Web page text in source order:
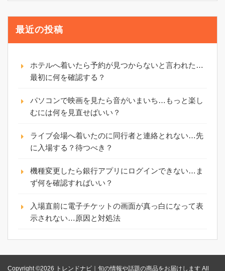
最近の投稿
ホテルへ着いたら予約が見つからないと言われた…
最初に何を確認する？
パソコンで映画を見たら音がいまいち…もっと楽し
むには何を見直せばいい？
ライブ会場へ着いたのに同行者と連絡とれない…先
に入場する？待つべき？
機種変更したら銀行アプリにログインできない…ま
ず何を確認すればいい？
入場直前に電子チケットの画面が真っ白になって表
示されない…原因と対処法
Copyright ©2026 トレンドナビ｜旬の情報や話題の商品をお届けします All